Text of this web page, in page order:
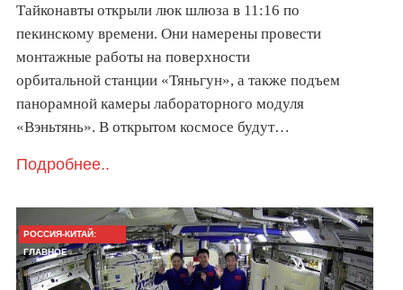
Тайконавты открыли люк шлюза в 11:16 по
пекинскому времени. Они намерены провести
монтажные работы на поверхности
орбитальной станции «Тяньгун», а также подъем
панорамной камеры лабораторного модуля
«Вэньтянь». В открытом космосе будут…
Подробнее..
РОССИЯ-КИТАЙ:
ГЛАВНОЕ